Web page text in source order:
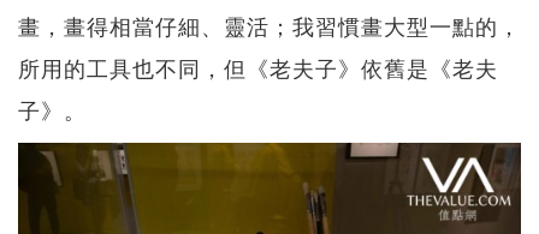
畫，畫得相當仔細、靈活；我習慣畫大型一點的，
所用的工具也不同，但《老夫子》依舊是《老夫
子》。